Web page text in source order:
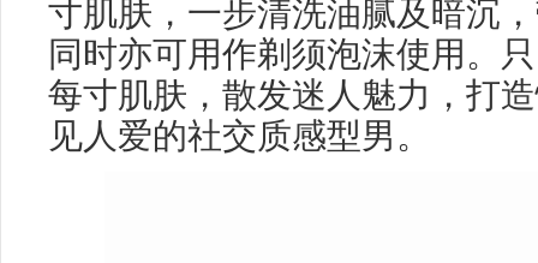
寸肌肤，一步清洗油腻及暗沉
同时亦可用作剃须泡沫使用。
每寸肌肤，散发迷人魅力，打
见人爱的社交质感型男。